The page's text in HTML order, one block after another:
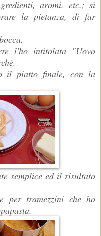
aromi, etc.; si
la pietanza, di far
l'ho intitolata "Uovo
il piatto finale, con la
semplice ed il risultato
per tramezzini che ho